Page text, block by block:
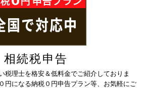
相続税申告
税理士を格安＆低料金でご紹介しておりま
円になる納税０円申告プラン等、お気軽にご